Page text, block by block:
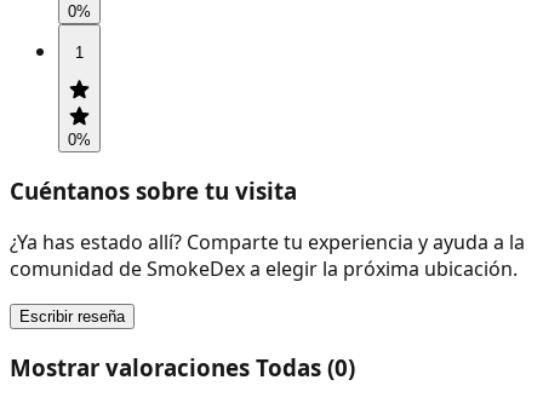
0%
1
0%
Cuéntanos sobre tu visita
¿Ya has estado allí? Comparte tu experiencia y ayuda a la
comunidad de SmokeDex a elegir la próxima ubicación.
Escribir reseña
Mostrar valoraciones Todas (0)